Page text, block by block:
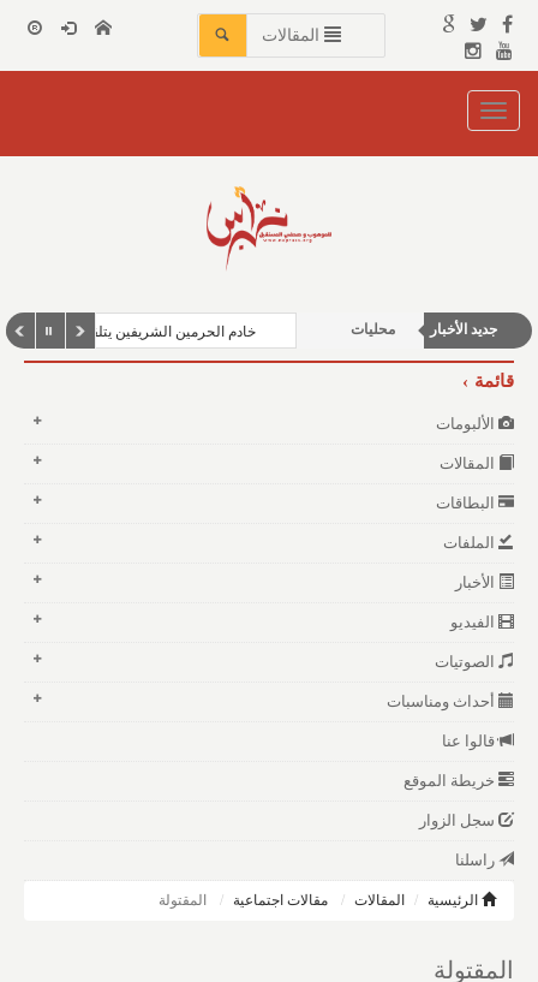
المقالات
Toggle
navigation
جديد الأخبار محليات
شباب ورياضة
خادم الحرمين الشريفين يتلقى رسالة
قائمة
الألبومات
المقالات
البطاقات
الملفات
الأخبار
الفيديو
الصوتيات
أحداث ومناسبات
قالوا عنا
خريطة الموقع
سجل الزوار
راسلنا
الرئيسية المقالات مقالات اجتماعية المقتولة
المقتولة